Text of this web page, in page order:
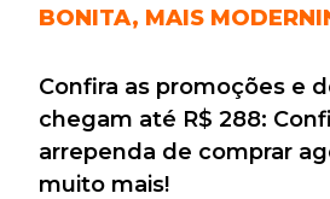
BONITA, MAIS
Confira as promoções e
chegam até R$ 288:
arrependa de comprar
muito mais!